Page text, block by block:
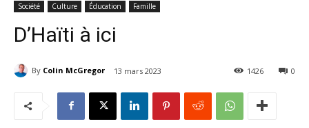
Société Culture Éducation Famille
D’Haïti à ici
By Colin McGregor 13 mars 2023 0
1426